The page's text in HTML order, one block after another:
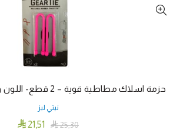
حزمة اسلاك مطاطية قوية – 2 قطع- اللون وردي – GEAR TIE
نيتي ليز

25٫30  21٫51